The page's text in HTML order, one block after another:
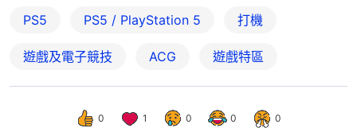
PS5 PS5 / PlayStation 5 打機
遊戲及電子競技 ACG 遊戲特區
0 1 0 0 0